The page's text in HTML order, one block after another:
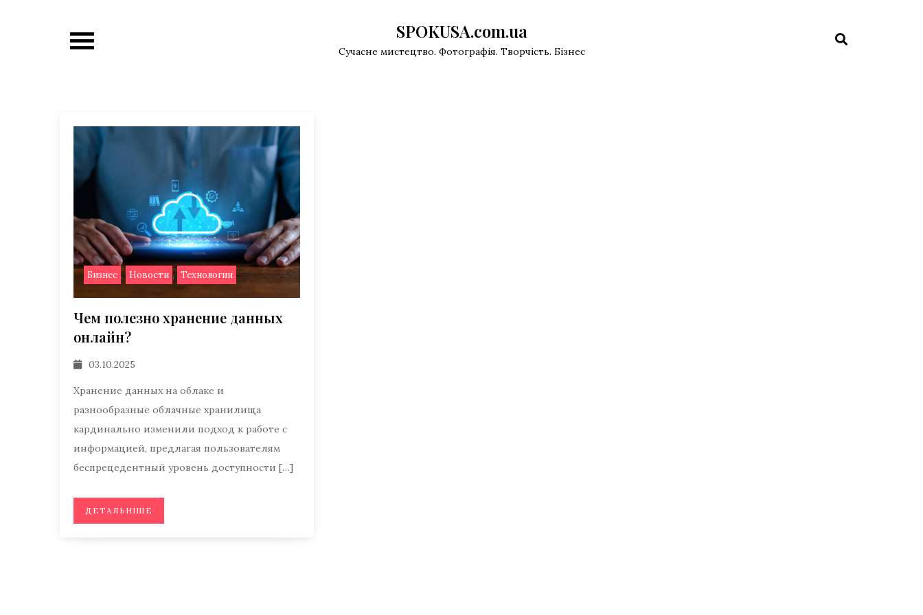
SPOKUSA.com.ua
Сучасне мистецтво. Фотографія. Творчість. Бізнес
Бизнес , Новости , Технологии
Чем полезно хранение данных
онлайн?
03.10.2025
Хранение данных на облаке и
разнообразные облачные хранилища
кардинально изменили подход к работе с
информацией, предлагая пользователям
беспрецедентный уровень доступности […]
ДЕТАЛЬНІШЕ